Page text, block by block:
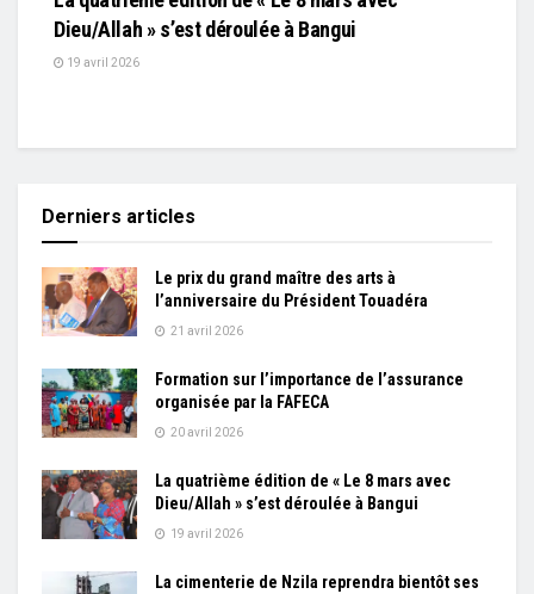
Dieu/Allah » s’est déroulée à Bangui
19 avril 2026
Derniers articles
Le prix du grand maître des arts à
l’anniversaire du Président Touadéra
21 avril 2026
Formation sur l’importance de l’assurance
organisée par la FAFECA
20 avril 2026
La quatrième édition de « Le 8 mars avec
Dieu/Allah » s’est déroulée à Bangui
19 avril 2026
La cimenterie de Nzila reprendra bientôt ses